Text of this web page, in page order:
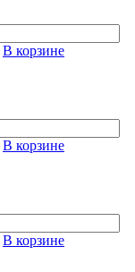
В корзине
В корзине
В корзине